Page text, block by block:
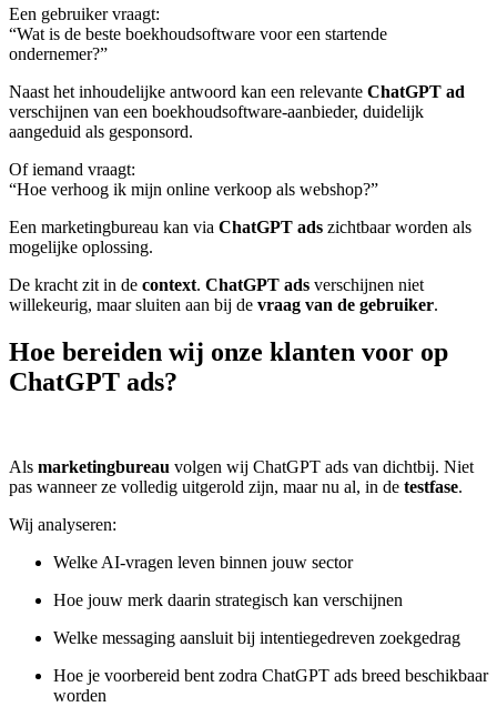
Een gebruiker vraagt:
“Wat is de beste boekhoudsoftware voor een startende
ondernemer?”
Naast het inhoudelijke antwoord kan een relevante ChatGPT ad
verschijnen van een boekhoudsoftware-aanbieder, duidelijk
aangeduid als gesponsord.
Of iemand vraagt:
“Hoe verhoog ik mijn online verkoop als webshop?”
Een marketingbureau kan via ChatGPT ads zichtbaar worden als
mogelijke oplossing.
De kracht zit in de context. ChatGPT ads verschijnen niet
willekeurig, maar sluiten aan bij de vraag van de gebruiker.
Hoe bereiden wij onze klanten voor op
ChatGPT ads?
Als marketingbureau volgen wij ChatGPT ads van dichtbij. Niet
pas wanneer ze volledig uitgerold zijn, maar nu al, in de testfase.
Wij analyseren:
Welke AI-vragen leven binnen jouw sector
Hoe jouw merk daarin strategisch kan verschijnen
Welke messaging aansluit bij intentiegedreven zoekgedrag
Hoe je voorbereid bent zodra ChatGPT ads breed beschikbaar
worden